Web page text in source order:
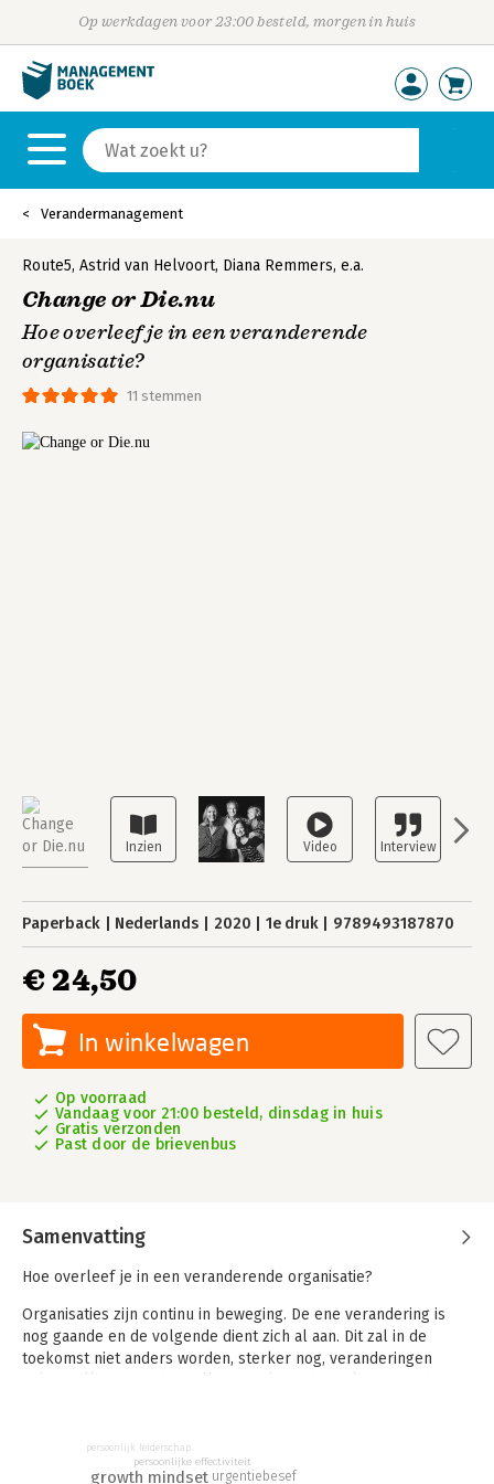
Op werkdagen voor 23:00 besteld, morgen in huis
Verandermanagement
11 stemmen
Route5, Astrid van Helvoort, Diana Remmers, e.a.
Change or Die.nu
Hoe overleef je in een veranderende
organisatie?
Paperback Nederlands 2020 1e druk 9789493187870
€ 24,50
In winkelwagen
Op voorraad
Vandaag voor 21:00 besteld, dinsdag in huis
Gratis verzonden
Past door de brievenbus
Samenvatting
Hoe overleef je in een veranderende organisatie?
Organisaties zijn continu in beweging. De ene verandering is
nog gaande en de volgende dient zich al aan. Dit zal in de
toekomst niet anders worden, sterker nog, veranderingen
Na het lezen van dit boek snap je waarom veranderen werkt
growth mindset urgentiebesef
persoonlijke effectiviteit
persoonlijk leiderschap